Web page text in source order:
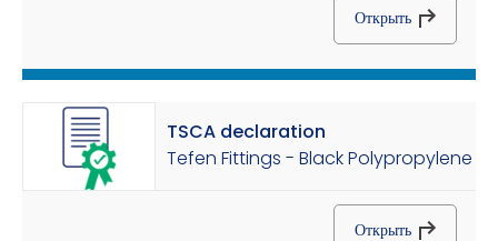
Открыть
TSCA declaration
Tefen Fittings - Black Polypropylene
Открыть